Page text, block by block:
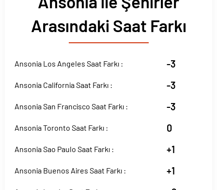
Arasındaki Saat Farkı
Ansonia Los Angeles Saat Farkı : -3
Ansonia California Saat Farkı : -3
Ansonia San Francisco Saat Farkı : -3
Ansonia Toronto Saat Farkı : 0
Ansonia Sao Paulo Saat Farkı : +1
Ansonia Buenos Aires Saat Farkı : +1